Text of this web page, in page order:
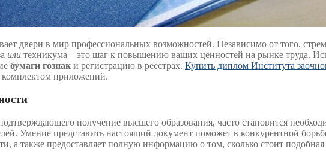
двери в мир профессиональных возможностей. Независимо от того,
или техникума – это шаг к повышению ваших ценностей на рынке труда.
бумаги гознак и регистрацию в реестрах. Купить диплом Института
приложений.
получение высшего образования, часто становится
Умение представить настоящий документ поможет в конкурентной
а также предоставляет полную информацию о том, сколько стоит подобная